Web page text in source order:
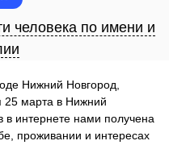
человека по имени и
Нижний Новгород,
25 марта в Нижний
в интернете нами получена
проживании и интересах